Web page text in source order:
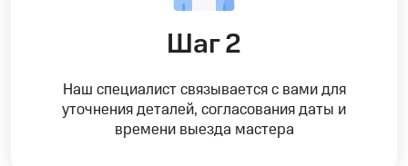
Шаг 2
Наш специалист связывается с вами для
уточнения деталей, согласования даты и
времени выезда мастера